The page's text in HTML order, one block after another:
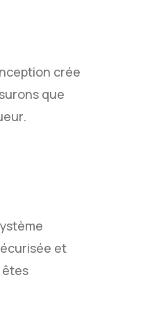
crée
que
et
êtes